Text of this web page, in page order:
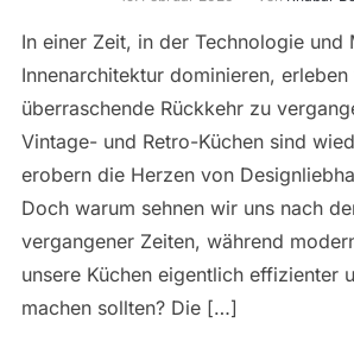
In einer Zeit, in der Technologie und
Innenarchitektur dominieren,
überraschende Rückkehr zu
Vintage- und Retro-Küchen sind
erobern die Herzen von
Doch warum sehnen wir uns nach
vergangener Zeiten, während
unsere Küchen eigentlich effizienter
machen sollten? Die […]